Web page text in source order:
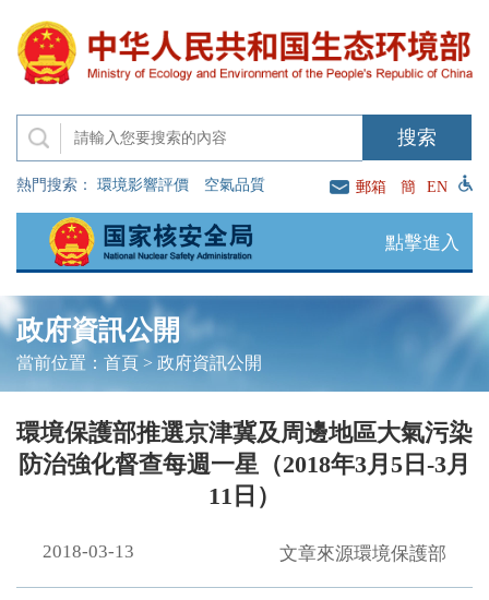
熱門搜索： 環境影響評價 空氣品質 郵箱 簡 EN
點擊進入
政府資訊公開
當前位置： 首頁> 政府資訊公開
環境保護部推選京津冀及周邊地區大氣污染
防治強化督查每週一星（2018年3月5日-3月
11日）
2018-03-13 文章來源環境保護部